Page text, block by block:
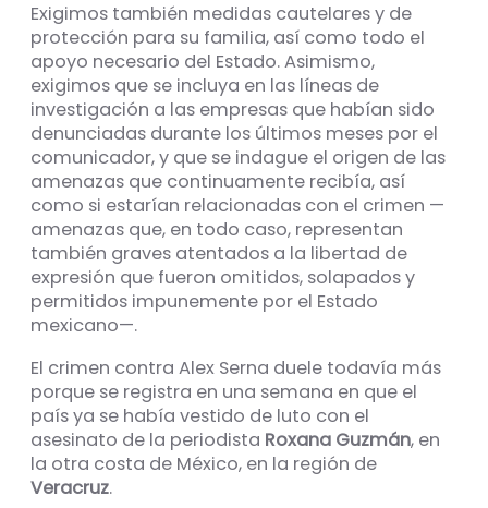
Exigimos también medidas cautelares y de
protección para su familia, así como todo el
apoyo necesario del Estado. Asimismo,
exigimos que se incluya en las líneas de
investigación a las empresas que habían sido
denunciadas durante los últimos meses por el
comunicador, y que se indague el origen de las
amenazas que continuamente recibía, así
como si estarían relacionadas con el crimen —
amenazas que, en todo caso, representan
también graves atentados a la libertad de
expresión que fueron omitidos, solapados y
permitidos impunemente por el Estado
mexicano—.
El crimen contra Alex Serna duele todavía más
porque se registra en una semana en que el
país ya se había vestido de luto con el
asesinato de la periodista Roxana Guzmán, en
la otra costa de México, en la región de
Veracruz.